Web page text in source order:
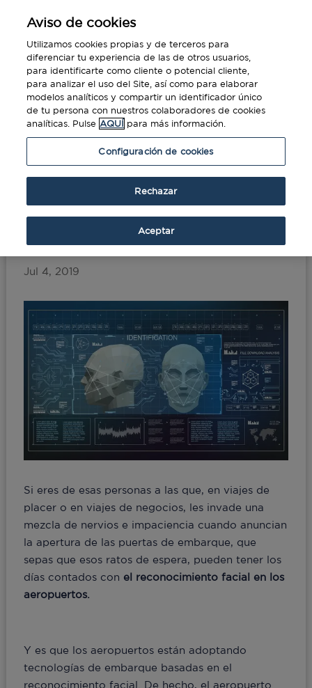
Portada»Viajes de negocios: reconocimiento
facial en los aeropuertos
Viajes de negocios:
reconocimiento facial en
los aeropuertos
Jul 4, 2019
Si eres de esas personas a las que, en viajes de
placer o en viajes de negocios, les invade una
mezcla de nervios e impaciencia cuando anuncian
la apertura de las puertas de embarque, que
sepas que esos ratos de espera, pueden tener los
días contados con el reconocimiento facial en los
aeropuertos.
Y es que los aeropuertos están adoptando
tecnologías de embarque basadas en el
reconocimiento facial. De hecho, el aeropuerto
Aviso de cookies
Utilizamos cookies propias y de terceros para
diferenciar tu experiencia de las de otros usuarios,
para identificarte como cliente o potencial cliente,
para analizar el uso del Site, así como para elaborar
modelos analíticos y compartir un identificador único
de tu persona con nuestros colaboradores de cookies
analíticas. Pulse AQUÍ para más información.
Configuración de cookies
Rechazar
Aceptar